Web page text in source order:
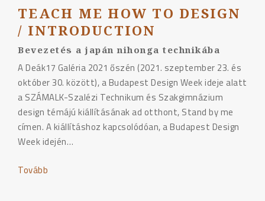
TEACH ME HOW TO DESIGN
/ INTRODUCTION
Bevezetés a japán nihonga technikába
A Deák17 Galéria 2021 őszén (2021. szeptember 23. és
október 30. között), a Budapest Design Week ideje alatt
a SZÁMALK-Szalézi Technikum és Szakgimnázium
design témájú kiállításának ad otthont, Stand by me
címen. A kiállításhoz kapcsolódóan, a Budapest Design
Week idején…
Tovább